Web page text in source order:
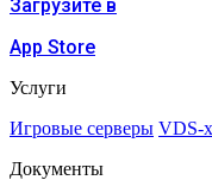
Загрузите в
App Store
Услуги
Игровые серверы VDS-
Документы